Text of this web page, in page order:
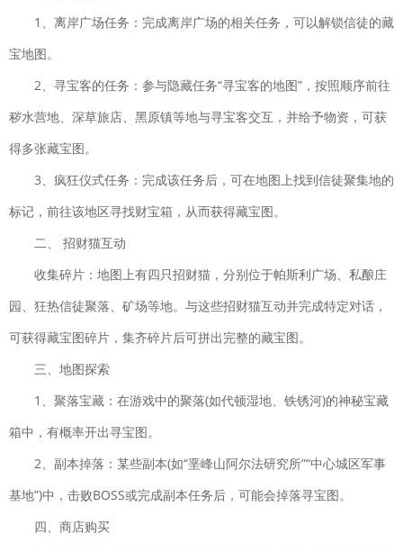
仙侠网游| 5.8M
下载
哈利波特魔法觉醒手游
卡牌对战| 1.89GB
休闲益智| 40.47MB
极限着陆中文版破解版
角色扮演| 420.2MB
策略塔防| 330MB
1、离岸广场任务：完成离岸广场的相关任务，可以解锁信徒的藏
宝地图。
2、寻宝客的任务：参与隐藏任务“寻宝客的地图”，按照顺序前往
秽水营地、深草旅店、黑原镇等地与寻宝客交互，并给予物资，可获
得多张藏宝图。
3、疯狂仪式任务：完成该任务后，可在地图上找到信徒聚集地的
标记，前往该地区寻找财宝箱，从而获得藏宝图。
二、 招财猫互动
收集碎片：地图上有四只招财猫，分别位于帕斯利广场、私酿庄
园、狂热信徒聚落、矿场等地。与这些招财猫互动并完成特定对话，
可获得藏宝图碎片，集齐碎片后可拼出完整的藏宝图。
三、地图探索
1、聚落宝藏：在游戏中的聚落(如代顿湿地、铁锈河)的神秘宝藏
箱中，有概率开出寻宝图。
2、副本掉落：某些副本(如“垩峰山阿尔法研究所”“中心城区军事
基地”)中，击败BOSS或完成副本任务后，可能会掉落寻宝图。
四、商店购买